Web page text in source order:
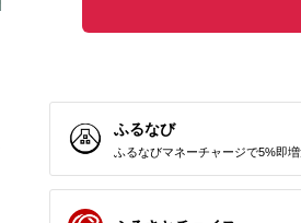
ふるなび
ふるなびマネーチャージで5%即増